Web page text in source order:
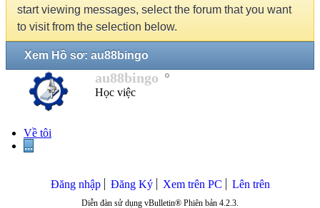
start viewing messages, select the forum that you want
to visit from the selection below.
Xem Hồ sơ: au88bingo
au88bingo
Học việc
Về tôi
...
Đăng nhập Đăng Ký Xem trên PC Lên trên
Diễn đàn sử dụng vBulletin® Phiên bản 4.2.3.